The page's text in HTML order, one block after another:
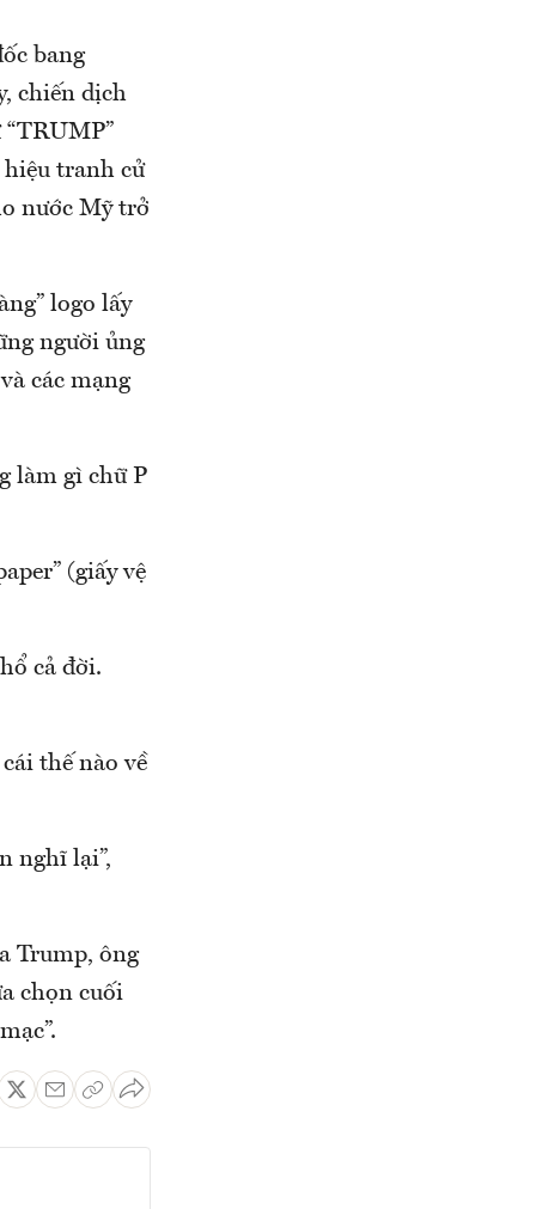
bang
chiến dịch
hiệu tranh cử
nước Mỹ trở
logo lấy
người ủng
các mạng
làm gì chữ P
(giấy vệ
cả đời.
thế nào về
nghĩ lại”,
Trump, ông
chọn cuối